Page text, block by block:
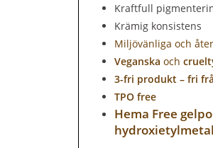
Kraftfull
Krämig konsistens
Miljövänliga och
Veganska och
3-fri produkt – fri
TPO free
Hema Free